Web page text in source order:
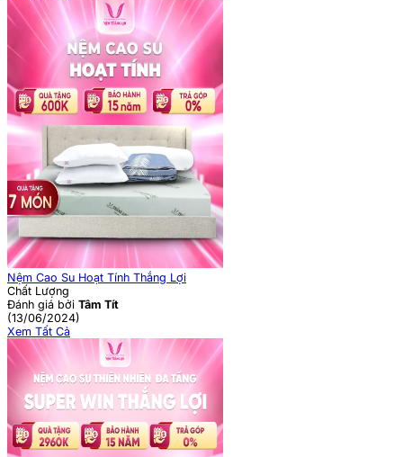
Nệm Cao Su Hoạt Tính Thắng Lợi
Chất Lượng
Đánh giá bởi Tâm Tít
(13/06/2024)
Xem Tất Cả